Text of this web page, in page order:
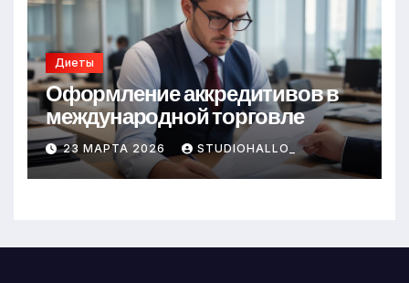
Диеты
Оформление аккредитивов в
международной торговле
23 МАРТА 2026 STUDIOHALLO_